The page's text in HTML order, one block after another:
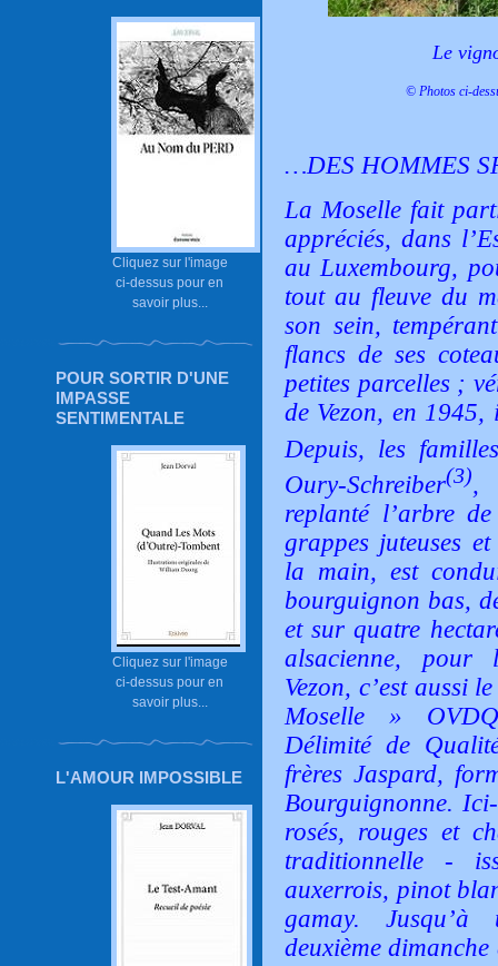
Cliquez sur l'image
ci-dessus pour en
savoir plus...
POUR SORTIR D'UNE
IMPASSE
SENTIMENTALE
Cliquez sur l'image
ci-dessus pour en
savoir plus...
L'AMOUR IMPOSSIBLE
Le
© Photos ci-
…DES HOMMES
La Moselle fait
appréciés, dans
au Luxembourg,
tout au fleuve du
son sein,
flancs de ses
petites parcelles ;
de Vezon, en
Depuis, les
Oury-Schreiber(3),
replanté l’arbre
grappes juteuses
la main, est
bourguignon bas,
et sur quatre
alsacienne, pour
Vezon, c’est aussi
Moselle »
Délimité de
frères Jaspard,
Bourguignonne.
rosés, rouges et
traditionnelle -
auxerrois, pinot
gamay. Jusqu’à
deuxième